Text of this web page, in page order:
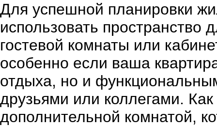
Для успешной планировки
использовать
гостевой комнаты или
особенно если ваша
отдыха, но и
друзьями или коллегами.
дополнительной комнатой,